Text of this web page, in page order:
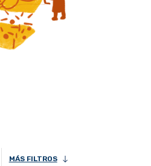
MÁS FILTROS